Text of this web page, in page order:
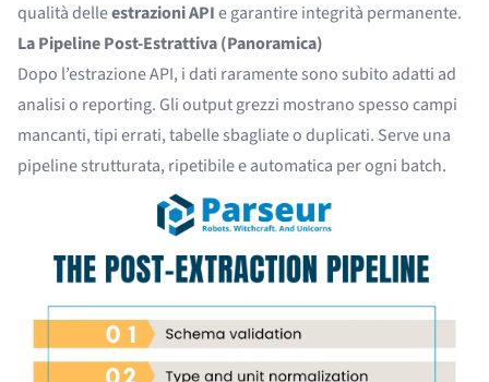
qualità delleestrazioni APIe garantire integrità permanente.
La Pipeline Post-Estrattiva (Panoramica)
Dopo l’estrazione API, i dati raramente sono subito adatti ad
analisi o reporting. Gli output grezzi mostrano spesso campi
mancanti, tipi errati, tabelle sbagliate o duplicati. Serve una
pipeline strutturata, ripetibile e automatica per ogni batch.